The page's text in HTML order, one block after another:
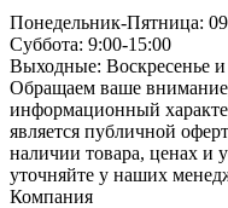
Понедельник-Пятница:
Суббота: 9:00-15:00
Выходные: Воскресенье
Обращаем ваше
информационный
является публичной
наличии товара, ценах и
уточняйте у наших
Компания